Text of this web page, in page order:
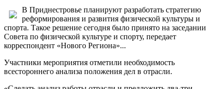
В Приднестровье планируют разработать стратегию
реформирования и развития физической культуры и
спорта. Такое решение сегодня было принято на заседании
Совета по физической культуре и спорту, передает
корреспондент «Нового Региона»...
Участники мероприятия отметили необходимость
всестороннего анализа положения дел в отрасли.